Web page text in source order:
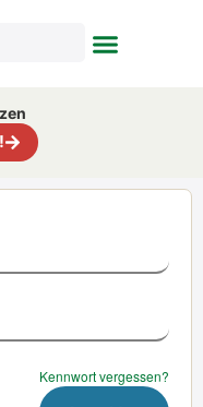
Kennwort vergessen?